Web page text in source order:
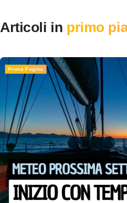
Articoli in primo
Prima Pagina